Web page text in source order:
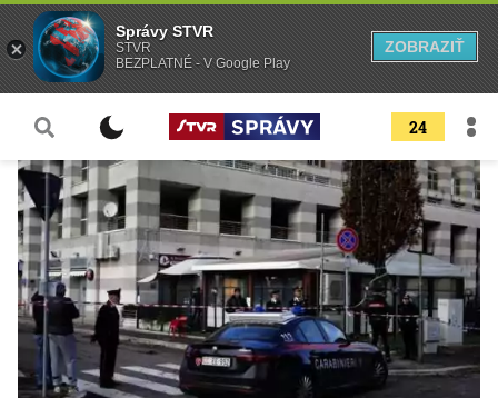
24
Správy STVR
STVR
BEZPLATNÉ - V Google Play
ZOBRAZIŤ